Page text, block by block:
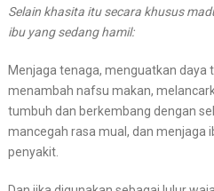
Selain khasita itu secara khusus
ibu yang sedang hamil:
Menjaga tenaga, menguatkan daya
menambah nafsu makan,
tumbuh dan berkembang dengan
mancegah rasa mual, dan menjaga
penyakit.